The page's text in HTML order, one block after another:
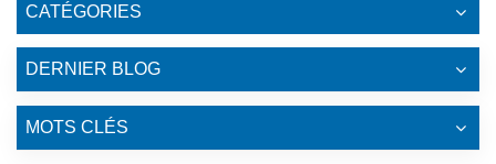
CATÉGORIES
DERNIER BLOG
MOTS CLÉS